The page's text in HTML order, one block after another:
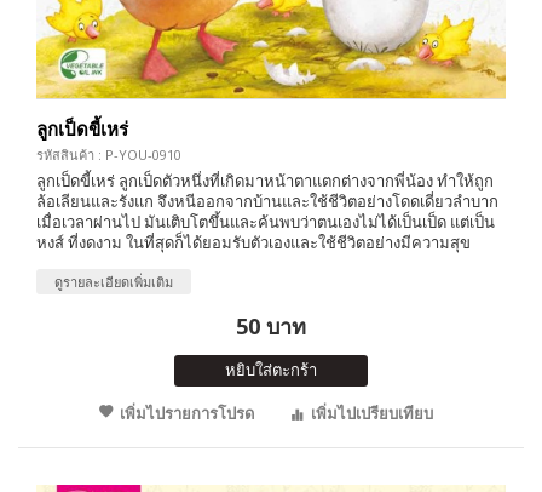
ลูกเป็ดขี้เหร่
รหัสสินค้า : P-YOU-0910
ลูกเป็ดขี้เหร่ ลูกเป็ดตัวหนึ่งที่เกิดมาหน้าตาแตกต่างจากพี่น้อง ทำให้ถูก
ล้อเลียนและรังแก จึงหนีออกจากบ้านและใช้ชีวิตอย่างโดดเดี่ยวลำบาก
เมื่อเวลาผ่านไป มันเติบโตขึ้นและค้นพบว่าตนเองไม่ได้เป็นเป็ด แต่เป็น
หงส์ ที่งดงาม ในที่สุดก็ได้ยอมรับตัวเองและใช้ชีวิตอย่างมีความสุข
ดูรายละเอียดเพิ่มเติม
50 บาท
หยิบใส่ตะกร้า
เพิ่มไปรายการโปรด
เพิ่มไปเปรียบเทียบ